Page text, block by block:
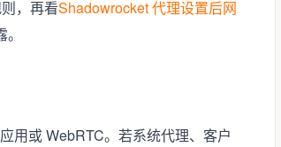
，再看Shadowrocket 代理设置后网
用或 WebRTC。若系统代理、客户